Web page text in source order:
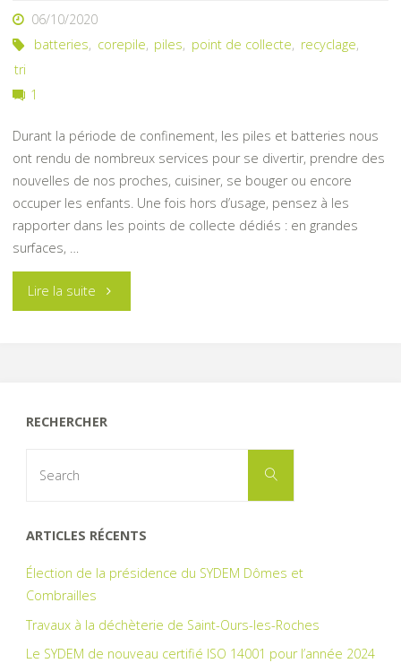
06/10/2020
batteries, corepile, piles, point de collecte, recyclage,
tri
1
Durant la période de confinement, les piles et batteries nous
ont rendu de nombreux services pour se divertir, prendre des
nouvelles de nos proches, cuisiner, se bouger ou encore
occuper les enfants. Une fois hors d’usage, pensez à les
rapporter dans les points de collecte dédiés : en grandes
surfaces, …
Lire la suite"Recyclage
RECHERCHER
Search
ARTICLES RÉCENTS
Élection de la présidence du SYDEM Dômes et
Combrailles
Travaux à la déchèterie de Saint-Ours-les-Roches
Le SYDEM de nouveau certifié ISO 14001 pour l’année 2024